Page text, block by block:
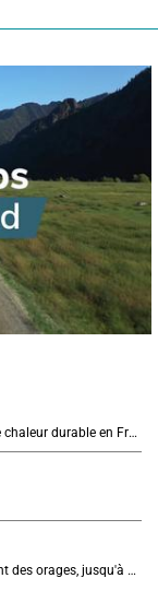
Vague de chaleur et canicule : vers un record inédit de chaleur durable en France
Météo demain : très fortes chaleurs au sud-ouest avant des orages, jusqu'à 39°C